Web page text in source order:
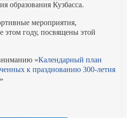
образования Кузбасса.
мероприятия,
этом году, посвящены этой
«Календарный план
к празднованию 300-летия
»